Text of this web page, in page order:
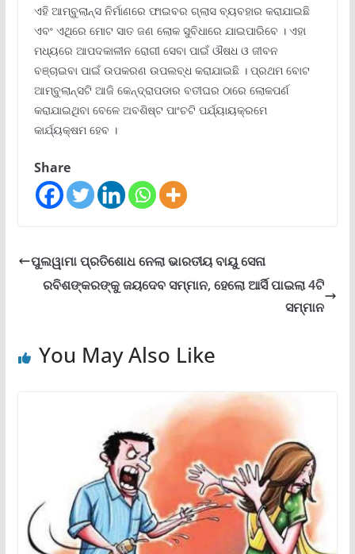
ଏହି ଆମ୍ବୁଲାନ୍ସ ନିର୍ମାଣରେ ଫାଇବର ଗ୍ଲାସ ବ୍ୟବହାର କରାଯାଇଛି
ଏବଂ ଏଥିରେ ମୋଟ ସାତ ଜଣ ଲୋକ ସୁବିଧାରେ ଯାଇପାରିବେ । ଏହା
ମଧ୍ୟରେ ଆପଦକାଳୀନ ରୋଗୀ ସେବା ପାଇଁ ଔଷଧ ଓ ଜୀବନ
ବଞ୍ଚାଇବା ପାଇଁ ଉପକରଣ ଉପଲବ୍ଧ କରାଯାଇଛି । ପ୍ରଥମ ବୋଟ
ଆମ୍ବୁଲାନ୍ସଟି ଆଜି କେନ୍ଦ୍ରାପଡାର ବତୀଘର ଠାରେ ଲୋକପର୍ଣ
କରାଯାଇଥିବା ବେଳେ ଅବଶିଷ୍ଟ ପାଂଚଟି ପର୍ଯ୍ୟାୟକ୍ରମେ
କାର୍ଯ୍ୟକ୍ଷମ ହେବ ।
Share
ପୁଲୱାମା ପ୍ରତିଶୋଧ ନେଲା ଭାରତୀୟ ବାୟୁ ସେନା
ରବିଶଙ୍କରଙ୍କୁ ଜୟଦେବ ସମ୍ମାନ, ହେଲୋ ଆର୍ସି ପାଇଲା 4ଟି
ସମ୍ମାନ
You May Also Like